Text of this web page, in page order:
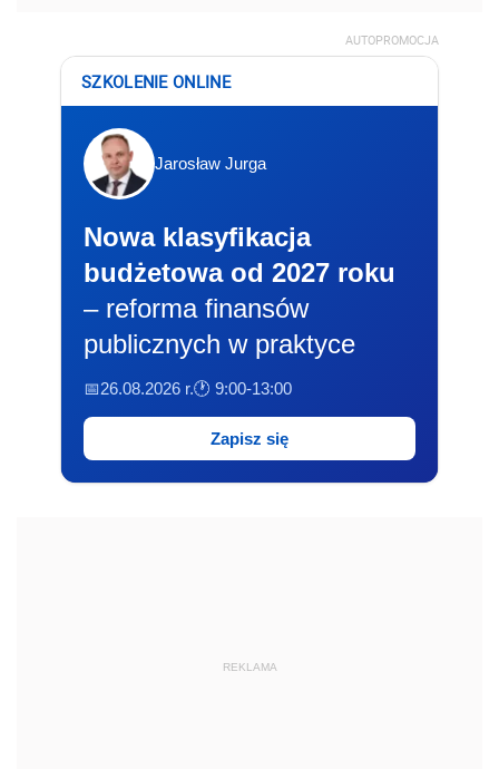
AUTOPROMOCJA
SZKOLENIE ONLINE
Jarosław Jurga
Nowa klasyfikacja
budżetowa od 2027 roku
– reforma finansów
publicznych w praktyce
📅26.08.2026 r.🕐 9:00-13:00
Zapisz się
REKLAMA